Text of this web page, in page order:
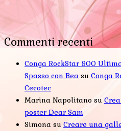
Commenti recenti
Conga RockStar 900
Spasso con Bea su Conga
Cecotec
Marina Napolitano su
poster Dear Sam
Simona su Creare una